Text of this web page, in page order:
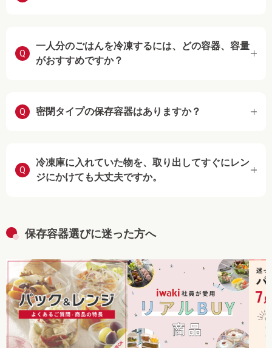
Q
一人分のごはんを冷凍するには、どの容器、容量
がおすすめですか？
Q 密閉タイプの保存容器はありますか？
Q
冷凍庫に入れていた物を、取り出してすぐにレン
ジにかけても大丈夫ですか。
保存容器選びに迷った方へ